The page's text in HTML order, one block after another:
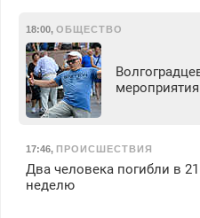
18:00, ОБЩЕСТВО
17:46, ПРОИСШЕСТВИЯ
Два человека погибли в
неделю